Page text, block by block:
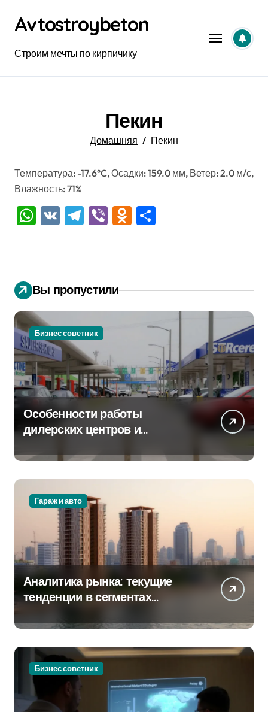
содержанию
Avtostroybeton
Строим мечты по кирпичику
Пекин
Домашняя Пекин
Температура: -17.6°C, Осадки: 159.0 мм, Ветер: 2.0 м/с,
Влажность: 71%
WhatsApp
VK Telegram
ViberOdnoklassniki
Вы пропустили
Бизнес советник
Особенности работы
дилерских центров и
крупных проспектах
Гараж и авто
Аналитика рынка: текущие
тенденции в сегментах
Бизнес советник